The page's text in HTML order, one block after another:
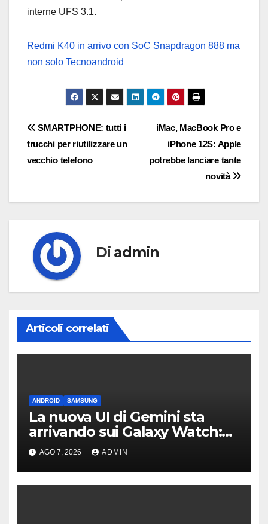
interne UFS 3.1.
Redmi K40 in arrivo con SoC Snapdragon 888 ma
non solo Tecnoandroid
Navigazione
articoli
iMac, MacBook Pro e
iPhone 12S: Apple
potrebbe lanciare tante
novità
SMARTPHONE: tutti i
trucchi per riutilizzare un
vecchio telefono
Di admin
Articoli correlati
ANDROID SAMSUNG
La nuova UI di Gemini sta
arrivando sui Galaxy Watch:
primi avvistamenti
AGO 7, 2026 ADMIN